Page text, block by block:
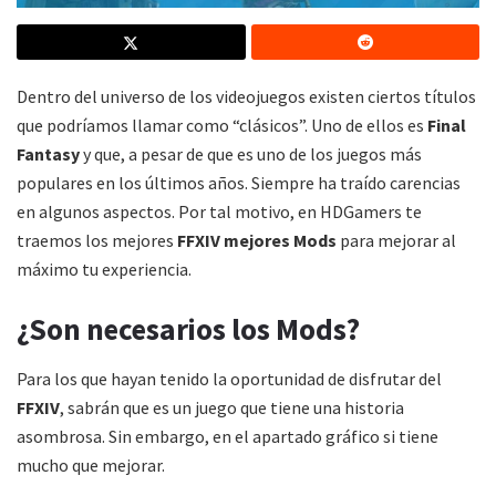
Dentro del universo de los videojuegos existen ciertos títulos
que podríamos llamar como “clásicos”. Uno de ellos es Final
Fantasyy que, a pesar de que es uno de los juegos más
populares en los últimos años. Siempre ha traído carencias
en algunos aspectos. Por tal motivo, en HDGamers te
traemos los mejores FFXIV mejores Mods para mejorar al
máximo tu experiencia.
¿Son necesarios los Mods?
Para los que hayan tenido la oportunidad de disfrutar del
FFXIV, sabrán que es un juego que tiene una historia
asombrosa. Sin embargo, en el apartado gráfico si tiene
mucho que mejorar.